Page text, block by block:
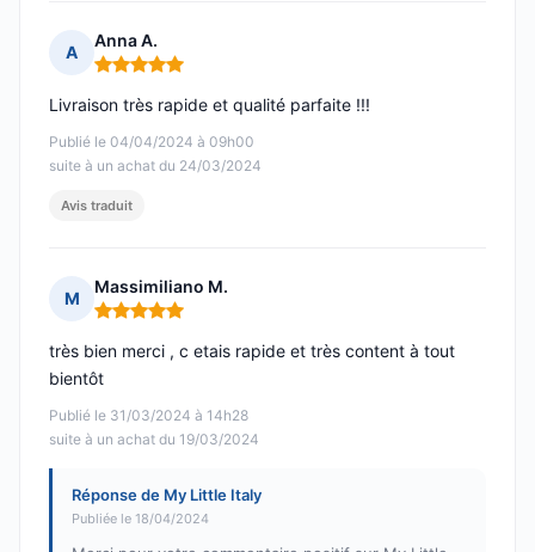
A
Anna A.
Note : 5 sur 5
Publié le 04/04/2024 à 09h00
suite à un achat du 24/03/2024
Livraison très rapide et qualité parfaite !!!
Avis traduit
M
Massimiliano M.
Note : 5 sur 5
Publié le 31/03/2024 à 14h28
suite à un achat du 19/03/2024
très bien merci , c etais rapide et très content à tout
bientôt
Réponse de My Little Italy
Publiée le 18/04/2024